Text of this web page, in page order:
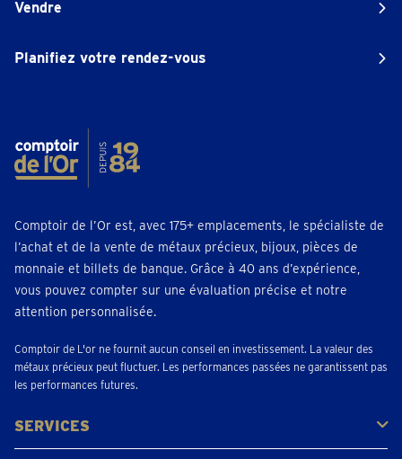
Vendre
Planifiez votre rendez-vous
Comptoir de l’Or est, avec 175+ emplacements, le spécialiste de
l’achat et de la vente de métaux précieux, bijoux, pièces de
monnaie et billets de banque. Grâce à 40 ans d’expérience,
vous pouvez compter sur une évaluation précise et notre
attention personnalisée.
Comptoir de L'or ne fournit aucun conseil en investissement. La valeur des
métaux précieux peut fluctuer. Les performances passées ne garantissent pas
les performances futures.
SERVICES
Acheter
Vendre
Vente aux enchères